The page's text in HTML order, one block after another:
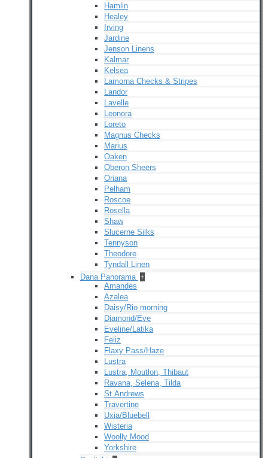
Hamlin
Healey
Irving
Jardine
Jenson Linens
Kalmar
Kelsea
Lamorna Checks & Stripes
Landor
Lavelle
Leonora
Loreto
Magnus Checks
Marius
Oaken
Oberon Sheers
Oriana
Pelham
Roscoe
Rosella
Shaw
Slucerne Silks
Tennyson
Theodore
Tyndall Linen
Dana Panorama +
Amandes
Azalea
Daisy/Rio morning
Diamond/Eve
Eveline/Latika
Feliz
Flaxy Pass/Haze
Lustra
Lustra, Moutlon, Thibaut
Ravana, Selena, Tilda
St.Andrews
Travertine
Uxia/Bluebell
Wisteria
Woolly Mood
Yorkshire